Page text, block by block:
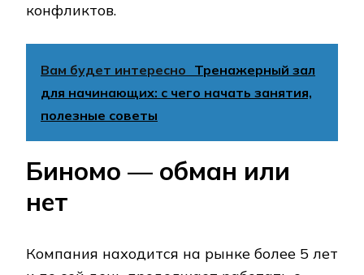
конфликтов.
Вам будет интересно Тренажерный зал
для начинающих: с чего начать занятия,
полезные советы
Биномо — обман или
нет
Компания находится на рынке более 5 лет